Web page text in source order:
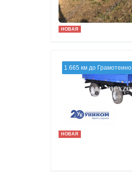
НОВАЯ
1 665 км до Грамотеино
НОВАЯ